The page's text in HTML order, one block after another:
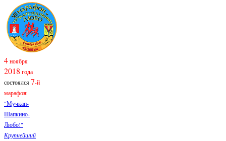
4ноября
2018 года
состоялся7-й
марафон
"Мучкап-
Шапкино-
Любо!"
Крупнейший